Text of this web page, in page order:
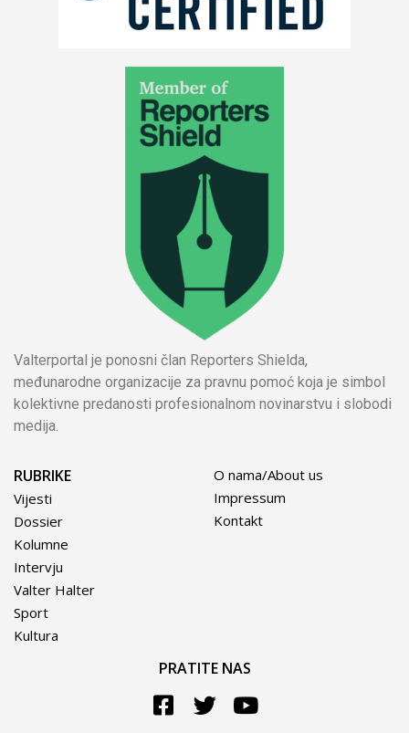
Valterportal je ponosni član Reporters Shielda,
međunarodne organizacije za pravnu pomoć koja je simbol
kolektivne predanosti profesionalnom novinarstvu i slobodi
medija.
RUBRIKE
Vijesti
Dossier
Kolumne
Intervju
Valter Halter
Sport
Kultura
O nama/About us
Impressum
Kontakt
PRATITE NAS